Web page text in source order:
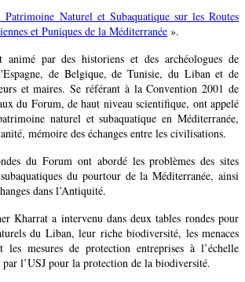
Patrimoine Naturel et Subaquatique sur les Routes
et Puniques de la Méditerranée ».
par des historiens et des archéologues de
de Belgique, de Tunisie, du Liban et de
et maires. Se référant à la Convention 2001 de
du Forum, de haut niveau scientifique, ont appelé
naturel et subaquatique en Méditerranée,
mémoire des échanges entre les civilisations.
du Forum ont abordé les problèmes des sites
du pourtour de la Méditerranée, ainsi
dans l’Antiquité.
Kharrat a intervenu dans deux tables rondes pour
du Liban, leur riche biodiversité, les menaces
les mesures de protection entreprises à l’échelle
l’USJ pour la protection de la biodiversité.